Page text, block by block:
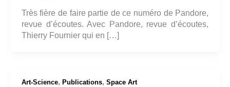
Très fière de faire partie de ce numéro de Pandore,
revue d’écoutes. Avec Pandore, revue d’écoutes,
Thierry Fournier qui en […]
Art-Science, Publications, Space Art